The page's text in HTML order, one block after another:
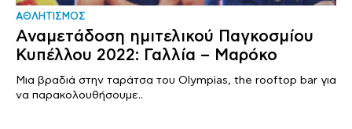
ΑΘΛΗΤΙΣΜΟΣ
Αναμετάδοση ημιτελικού Παγκοσμίου
Κυπέλλου 2022: Γαλλία – Μαρόκο
Μια βραδιά στην ταράτσα του Olympias, the rooftop bar για
να παρακολουθήσουμε..